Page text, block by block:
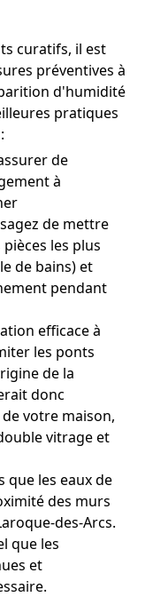
curatifs, il est
préventives à
d'humidité
pratiques
de
à
de mettre
les plus
de bains) et
pendant
efficace à
les ponts
de la
donc
votre maison,
vitrage et
que les eaux de
des murs
des-Arcs.
que les
et